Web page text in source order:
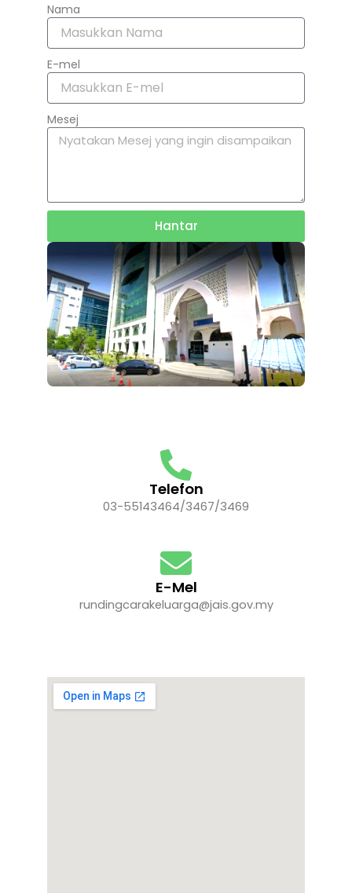
Nama
E-mel
Mesej
Hantar
Telefon
03-55143464/3467/3469
E-Mel
rundingcarakeluarga@jais.gov.my